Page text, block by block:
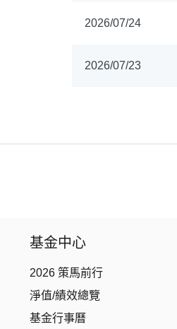
2026/07/24
2026/07/23
基金中心
2026 策馬前行
淨值/績效總覽
基金行事曆